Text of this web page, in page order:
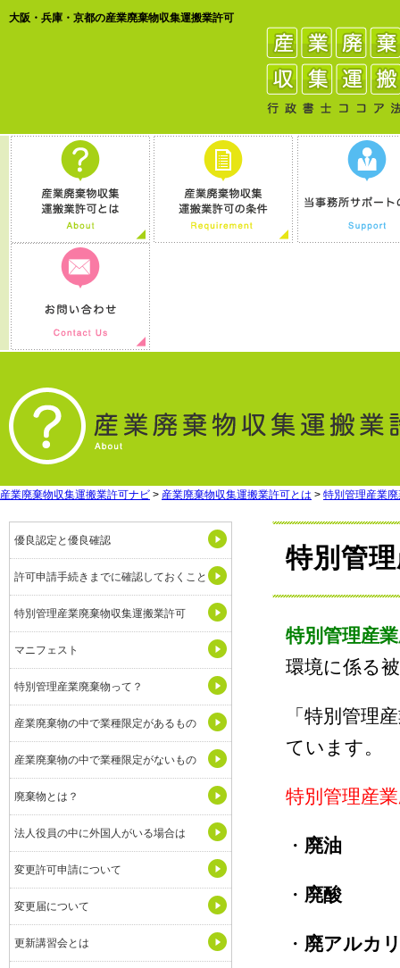
大阪・兵庫・京都の産業廃棄物収集運搬業許可
産業廃棄物収集運搬業許可ナビ > 産業廃棄物収集運搬業許可とは > 特別管理産業
優良認定と優良確認
許可申請手続きまでに確認しておくこと
特別管理産業廃棄物収集運搬業許可
マニフェスト
特別管理産業廃棄物って？
産業廃棄物の中で業種限定があるもの
産業廃棄物の中で業種限定がないもの
廃棄物とは？
法人役員の中に外国人がいる場合は
変更許可申請について
変更届について
更新講習会とは
特別管
特別管理産
環境に係る
「特別管理
ています。
特別管理産
・ 廃油
・ 廃酸
・ 廃アルカ